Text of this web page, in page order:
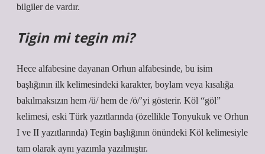
bilgiler de vardır.
Tigin mi tegin mi?
Hece alfabesine dayanan Orhun alfabesinde, bu isim
başlığının ilk kelimesindeki karakter, boylam veya kısalığa
bakılmaksızın hem /ü/ hem de /ö/’yi gösterir. Köl “göl”
kelimesi, eski Türk yazıtlarında (özellikle Tonyukuk ve Orhun
I ve II yazıtlarında) Tegin başlığının önündeki Köl kelimesiyle
tam olarak aynı yazımla yazılmıştır.